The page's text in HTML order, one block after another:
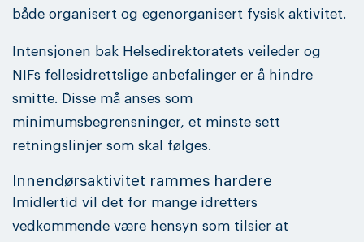
både organisert og egenorganisert fysisk aktivitet.
Intensjonen bak Helsedirektoratets veileder og
NIFs fellesidrettslige anbefalinger er å hindre
smitte. Disse må anses som
minimumsbegrensninger, et minste sett
retningslinjer som skal følges.
Innendørsaktivitet rammes hardere
Imidlertid vil det for mange idretters
vedkommende være hensyn som tilsier at